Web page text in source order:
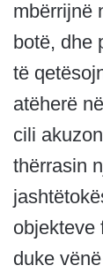
mbërrijnë
botë, dhe
të
atëherë
cili
thërrasin
objekteve
duke